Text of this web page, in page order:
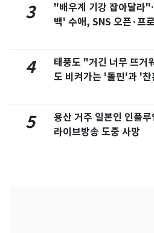
3
"배우계 기강 잡아달라
백' 수애, SNS 오픈·프
4
태풍도 "거긴 너무 뜨
도 비켜가는 '돌핀'과 '
5
용산 거주 일본인 인플
라이브방송 도중 사망